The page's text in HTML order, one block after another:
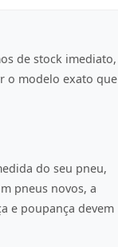
de stock imediato,
o modelo exato que
do seu pneu,
pneus novos, a
e poupança devem